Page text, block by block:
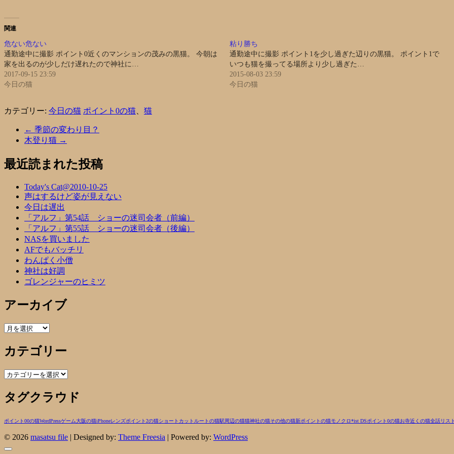
関連
危ない危ない
通勤途中に撮影 ポイント0近くのマンションの茂みの黒猫。 今朝は
家を出るのが少しだけ遅れたので神社に…
2017-09-15 23:59
今日の猫
粘り勝ち
通勤途中に撮影 ポイント1を少し過ぎた辺りの黒猫。 ポイント1で
いつも猫を撮ってる場所より少し過ぎた…
2015-08-03 23:59
今日の猫
カテゴリー: 今日の猫 ポイント0の猫 猫
← 季節の変わり目？
木登り猫 →
最近読まれた投稿
Today's Cat@2010-10-25
声はするけど姿が見えない
今日は遅出
「アルフ」第54話 ショーの迷司会者（前編）
「アルフ」第55話 ショーの迷司会者（後編）
NASを買いました
AFでもバッチリ
わんぱく小僧
神社は好調
ゴレンジャーのヒミツ
アーカイブ
ア
カ
イ
ブ
カテゴリー
カ
ゴ
リ
タグクラウド
ポイント00の猫WordPressゲーム大阪の猫iPhoneレンズポイント2の猫ショートカットルートの猫駅周辺の猫猫神社の猫その他の猫新ポイントの猫モノクロ*ist DSポイント0の猫お寺近くの猫全話リスト
© 2026 masatsu file | Designed by: Theme Freesia | Powered by: WordPress